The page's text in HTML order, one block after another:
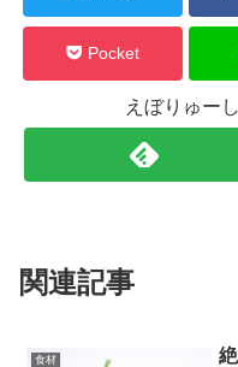
Pocket
えぼりゅー
関連記事
食材